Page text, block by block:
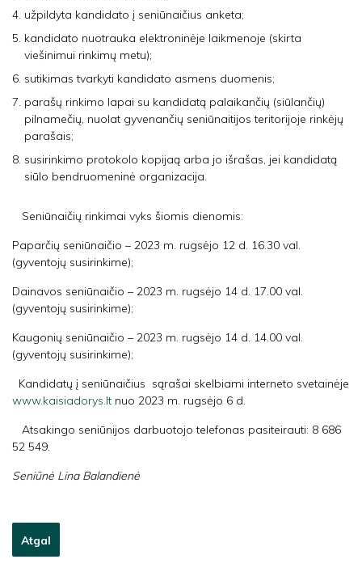
užpildyta kandidato į seniūnaičius anketa;
kandidato nuotrauka elektroninėje laikmenoje (skirta
viešinimui rinkimų metu);
sutikimas tvarkyti kandidato asmens duomenis;
parašų rinkimo lapai su kandidatą palaikančių (siūlančių)
pilnamečių, nuolat gyvenančių seniūnaitijos teritorijoje rinkėjų
parašais;
susirinkimo protokolo kopijaą arba jo išrašas, jei kandidatą
siūlo bendruomeninė organizacija.
Seniūnaičių rinkimai vyks šiomis dienomis:
Paparčių seniūnaičio – 2023 m. rugsėjo 12 d. 16.30 val.
(gyventojų susirinkime);
Dainavos seniūnaičio – 2023 m. rugsėjo 14 d. 17.00 val.
(gyventojų susirinkime);
Kaugonių seniūnaičio – 2023 m. rugsėjo 14 d. 14.00 val.
(gyventojų susirinkime);
Kandidatų į seniūnaičius sąrašai skelbiami interneto svetainėje
www.kaisiadorys.lt nuo 2023 m. rugsėjo 6 d.
Atsakingo seniūnijos darbuotojo telefonas pasiteirauti: 8 686
52 549.
Seniūnė Lina Balandienė
Atgal